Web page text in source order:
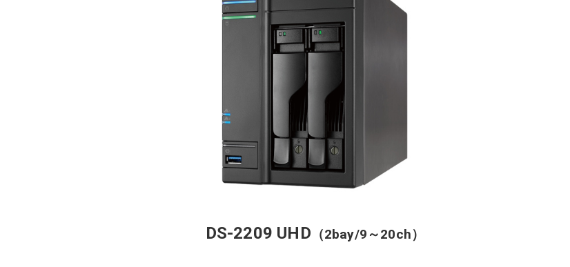
DS-2209 UHD （2bay/9～20ch）